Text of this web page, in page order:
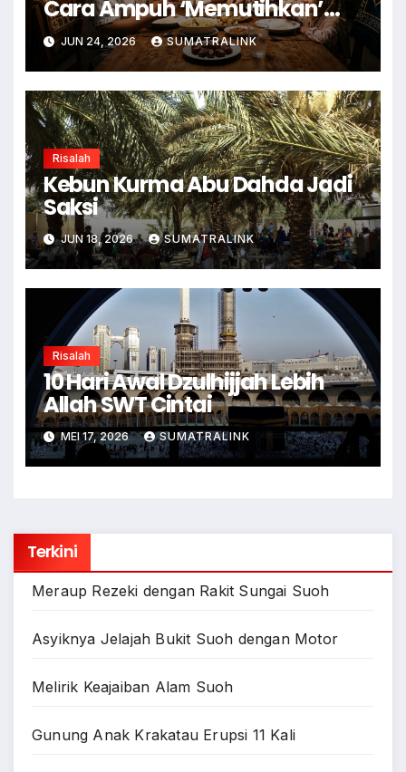
Cara Ampuh ‘Memutihkan’
Dosa
JUN 24, 2026 SUMATRALINK
Risalah
Kebun Kurma Abu Dahda Jadi
Saksi
JUN 18, 2026 SUMATRALINK
Risalah
10 Hari Awal Dzulhijjah Lebih
Allah SWT Cintai
MEI 17, 2026 SUMATRALINK
Terkini
Meraup Rezeki dengan Rakit Sungai Suoh
Asyiknya Jelajah Bukit Suoh dengan Motor
Melirik Keajaiban Alam Suoh
Gunung Anak Krakatau Erupsi 11 Kali